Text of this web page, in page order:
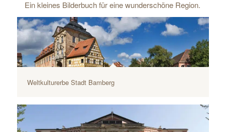
Ein kleines Bilderbuch für eine wunderschöne Region.
Weltkulturerbe Stadt Bamberg